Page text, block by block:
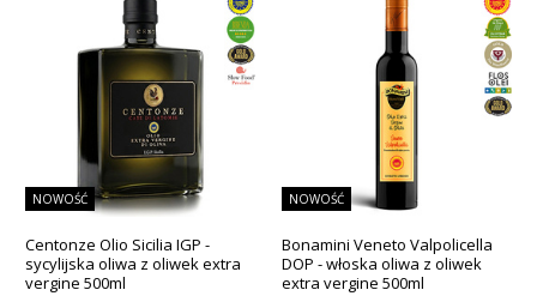
NOWOŚĆ
Centonze Olio Sicilia IGP -
sycylijska oliwa z oliwek extra
vergine 500ml
NOWOŚĆ
Bonamini Veneto Valpolicella
DOP - włoska oliwa z oliwek
extra vergine 500ml